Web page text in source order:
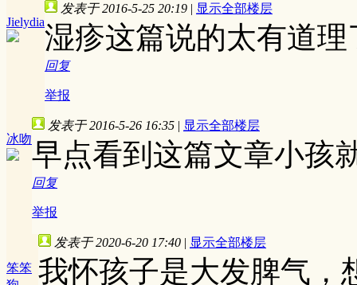
Jielydia
发表于 2016-5-25 20:19 | 显示全部楼层
湿疹这篇说的太有道理
回复
举报
冰吻
发表于 2016-5-26 16:35 | 显示全部楼层
早点看到这篇文章小孩
回复
举报
笨笨
发表于 2020-6-20 17:40 | 显示全部楼层
我怀孩子是大发脾气，